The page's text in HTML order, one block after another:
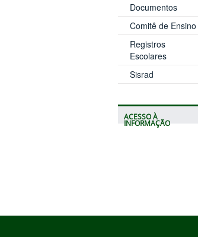
Documentos
Comitê de Ensino
Registros
Escolares
Sisrad
ACESSO À
INFORMAÇÃO